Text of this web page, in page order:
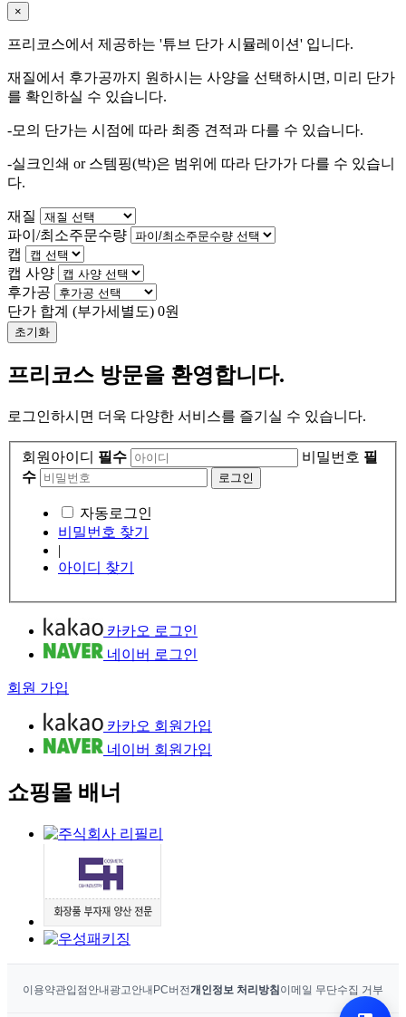
×
프리코스에서 제공하는 '튜브 단가 시뮬레이션' 입니다.
재질에서 후가공까지 원하시는 사양을 선택하시면, 미리 단가
를 확인하실 수 있습니다.
-모의 단가는 시점에 따라 최종 견적과 다를 수 있습니다.
-실크인쇄 or 스템핑(박)은 범위에 따라 단가가 다를 수 있습니
다.
재질
파이/최소주문수량
캡
캡 사양
후가공
단가 합계 (부가세별도) 0원
초기화
프리코스 방문을 환영합니다.
로그인하시면 더욱 다양한 서비스를 즐기실 수 있습니다.
회원아이디 필수 비밀번호 필
수
자동로그인
비밀번호 찾기
|
아이디 찾기
카카오 로그인
네이버 로그인
회원 가입
카카오 회원가입
네이버 회원가입
쇼핑몰 배너
이용약관입점안내광고안내PC버전개인정보 처리방침이메일 무단수집 거부